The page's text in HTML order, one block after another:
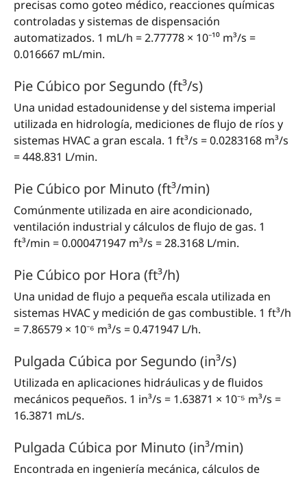
precisas como goteo médico, reacciones químicas
controladas y sistemas de dispensación
automatizados. 1 mL/h = 2.77778 × 10⁻¹⁰ m³/s =
0.016667 mL/min.
Pie Cúbico por Segundo (ft³/s)
Una unidad estadounidense y del sistema imperial
utilizada en hidrología, mediciones de flujo de ríos y
sistemas HVAC a gran escala. 1 ft³/s = 0.0283168 m³/s
= 448.831 L/min.
Pie Cúbico por Minuto (ft³/min)
Comúnmente utilizada en aire acondicionado,
ventilación industrial y cálculos de flujo de gas. 1
ft³/min = 0.000471947 m³/s = 28.3168 L/min.
Pie Cúbico por Hora (ft³/h)
Una unidad de flujo a pequeña escala utilizada en
sistemas HVAC y medición de gas combustible. 1 ft³/h
= 7.86579 × 10⁻⁶ m³/s = 0.471947 L/h.
Pulgada Cúbica por Segundo (in³/s)
Utilizada en aplicaciones hidráulicas y de fluidos
mecánicos pequeños. 1 in³/s = 1.63871 × 10⁻⁵ m³/s =
16.3871 mL/s.
Pulgada Cúbica por Minuto (in³/min)
Encontrada en ingeniería mecánica, cálculos de